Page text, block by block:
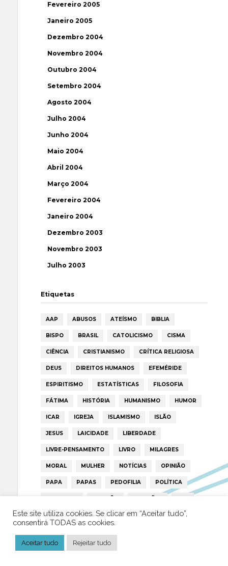
Fevereiro 2005
Janeiro 2005
Dezembro 2004
Novembro 2004
Outubro 2004
Setembro 2004
Agosto 2004
Julho 2004
Junho 2004
Maio 2004
Abril 2004
Março 2004
Fevereiro 2004
Janeiro 2004
Dezembro 2003
Novembro 2003
Julho 2003
Etiquetas
AAP ABUSOS ATEÍSMO BIBLIA
BISPO BRASIL CATOLICISMO CISMA
CIÊNCIA CRISTIANISMO CRÍTICA RELIGIOSA
DEUS DIREITOS HUMANOS EFEMÉRIDE
ESPIRITISMO ESTATÍSTICAS FILOSOFIA
FÁTIMA HISTÓRIA HUMANISMO HUMOR
ICAR IGREJA ISLAMISMO ISLÃO
JESUS LAICIDADE LIBERDADE
LIVRE-PENSAMENTO LIVRO MILAGRES
MORAL MULHER NOTÍCIAS OPINIÃO
PAPA PAPAS PEDOFILIA POLÍTICA
PORTUGAL RELIGIÃO RELIGIÕES RTP
TRUMP VATICANO
Este site utiliza cookies. Se clicar em “Aceitar tudo”,
consentirá TODAS as cookies.
Aceitar tudo Rejeitar tudo